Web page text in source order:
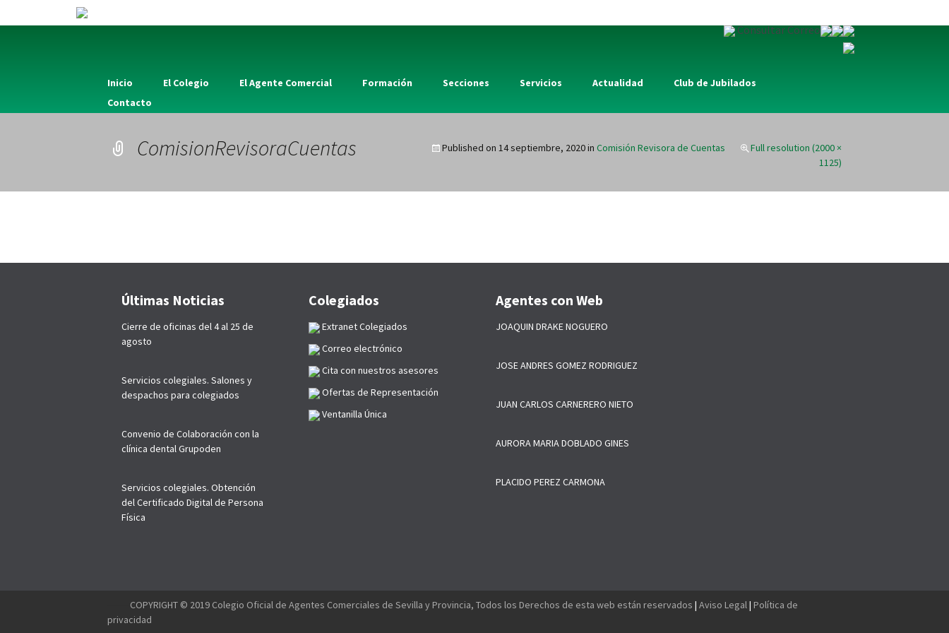
Consultar Correo
Inicio El Colegio El Agente Comercial Formación Secciones Servicios Actualidad
Club de Jubilados
Contacto
ComisionRevisoraCuentas Published on 14 septiembre, 2020in Comisión Revisora de Cuentas
Full resolution (2000 ×
1125)
Últimas Noticias
Cierre de oficinas del 4 al 25 de
agosto
Servicios colegiales. Salones y
despachos para colegiados
Convenio de Colaboración con la
clínica dental Grupoden
Servicios colegiales. Obtención
del Certificado Digital de Persona
Física
Colegiados
Extranet Colegiados
Correo electrónico
Cita con nuestros asesores
Ofertas de Representación
Ventanilla Única
Agentes con Web
JOAQUIN DRAKE NOGUERO
JOSE ANDRES GOMEZ RODRIGUEZ
JUAN CARLOS CARNERERO NIETO
AURORA MARIA DOBLADO GINES
PLACIDO PEREZ CARMONA
COPYRIGHT © 2019 Colegio Oficial de Agentes Comerciales de Sevilla y Provincia, Todos los Derechos de esta web están reservados | Aviso Legal| Política de
privacidad